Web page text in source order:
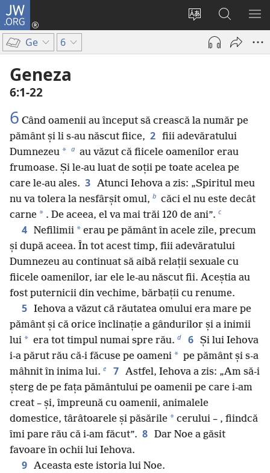
JW.ORG
Schimbaţi
limba
site-
Conectează-
deschide
Căutați
pe
JW.ORG
Ge 6
Geneza
6:1-22
6 Când oamenii au început să crească la număr pe
pământ și li s-au născut fiice, 2 fiii adevăratului
Dumnezeu * a au văzut că fiicele oamenilor erau
frumoase. Și le-au luat de soții pe toate acelea pe
care le-au ales. 3 Atunci Iehova a zis: „Spiritul meu
nu va tolera la nesfârșit omul, b căci el nu este decât
carne * . De aceea, el va mai trăi 120 de ani”. c
4 Nefilimii * erau pe pământ în acele zile, precum
și după aceea. În tot acest timp, fiii adevăratului
Dumnezeu au continuat să aibă relații sexuale cu
fiicele oamenilor, iar ele le-au născut fii. Aceștia au
fost puternicii din vechime, bărbații cu renume.
5 Iehova a văzut că răutatea omului era mare pe
pământ și că orice înclinație a gândurilor și a inimii
lui * era tot timpul numai spre rău. d 6 Și lui Iehova
i-a părut rău că-i făcuse pe oameni * pe pământ și s-a
mâhnit în inima lui. e 7 Astfel, Iehova a zis: „Am să-i
șterg de pe fața pământului pe oamenii pe care i-am
creat – și, împreună cu oamenii, animalele
domestice, târâtoarele și păsările * cerului – , fiindcă
îmi pare rău că i-am făcut”. 8 Dar Noe a găsit
favoare în ochii lui Iehova.
9 Aceasta este istoria lui Noe.